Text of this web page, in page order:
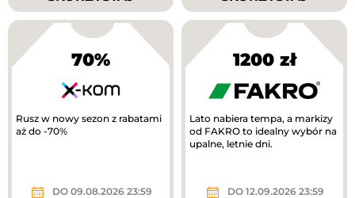
70%
Rusz w nowy sezon z rabatami
aż do -70%
DO 09.08.2026 23:59
1200 zł
Lato nabiera tempa, a markizy
od FAKRO to idealny wybór na
upalne, letnie dni.
DO 12.09.2026 23:59